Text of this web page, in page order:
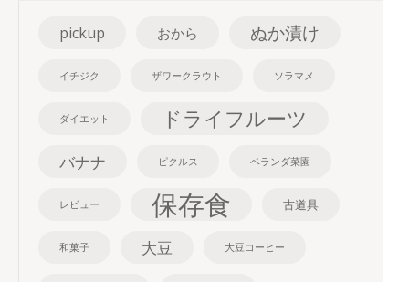
pickup おから ぬか漬け
イチジク ザワークラウト ソラマメ
ダイエット ドライフルーツ
バナナ ピクルス ベランダ菜園
レビュー 保存食 古道具
和菓子 大豆 大豆コーヒー